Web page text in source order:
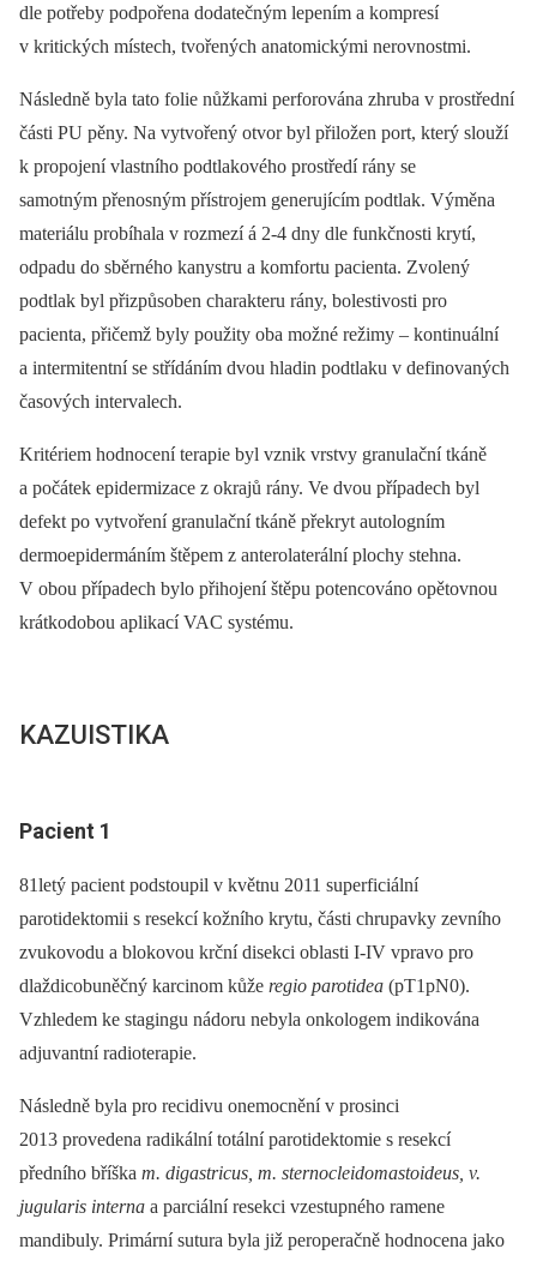
dle potřeby podpořena dodatečným lepením a kompresí
v kritických místech, tvořených anatomickými nerovnostmi.
Následně byla tato folie nůžkami perforována zhruba v prostřední
části PU pěny. Na vytvořený otvor byl přiložen port, který slouží
k propojení vlastního podtlakového prostředí rány se
samotným přenosným přístrojem generujícím podtlak. Výměna
materiálu probíhala v rozmezí á 2-4 dny dle funkčnosti krytí,
odpadu do sběrného kanystru a komfortu pacienta. Zvolený
podtlak byl přizpůsoben charakteru rány, bolestivosti pro
pacienta, přičemž byly použity oba možné režimy –⁠ kontinuální
a intermitentní se střídáním dvou hladin podtlaku v definovaných
časových intervalech.
Kritériem hodnocení terapie byl vznik vrstvy granulační tkáně
a počátek epidermizace z okrajů rány. Ve dvou případech byl
defekt po vytvoření granulační tkáně překryt autologním
dermoepidermáním štěpem z anterolaterální plochy stehna.
V obou případech bylo přihojení štěpu potencováno opětovnou
krátkodobou aplikací VAC systému.
KAZUISTIKA
Pacient 1
81letý pacient podstoupil v květnu 2011 superficiální
parotidektomii s resekcí kožního krytu, části chrupavky zevního
zvukovodu a blokovou krční disekci oblasti I-IV vpravo pro
dlaždicobuněčný karcinom kůže regio parotidea (pT1pN0).
Vzhledem ke stagingu nádoru nebyla onkologem indikována
adjuvantní radioterapie.
Následně byla pro recidivu onemocnění v prosinci
2013 provedena radikální totální parotidektomie s resekcí
předního bříška m. digastricus, m. sternocleidomastoideus, v.
jugularis interna a parciální resekci vzestupného ramene
mandibuly. Primární sutura byla již peroperačně hodnocena jako